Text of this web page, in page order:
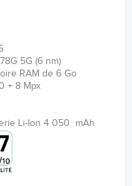
5G (6 nm)
RAM de 6 Go
+ 8 Mpx
Li-Ion 4 050 mAh